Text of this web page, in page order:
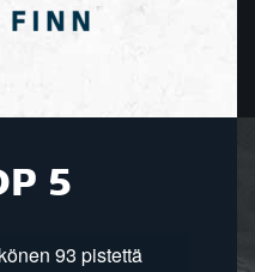
5
93 pistettä